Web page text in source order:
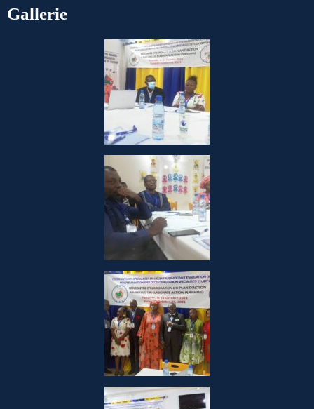
Gallerie